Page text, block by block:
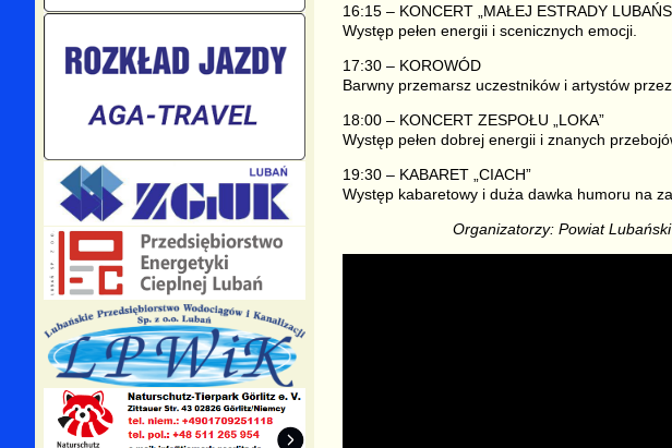
16:15 – KONCERT „MAŁEJ ESTRADY
Występ pełen energii i scenicznych emocji.
17:30 – KOROWÓD
Barwny przemarsz uczestników i artystów
18:00 – KONCERT ZESPOŁU „LOKA”
Występ pełen dobrej energii i znanych
19:30 – KABARET „CIACH”
Występ kabaretowy i duża dawka humoru na
Organizatorzy: Powiat